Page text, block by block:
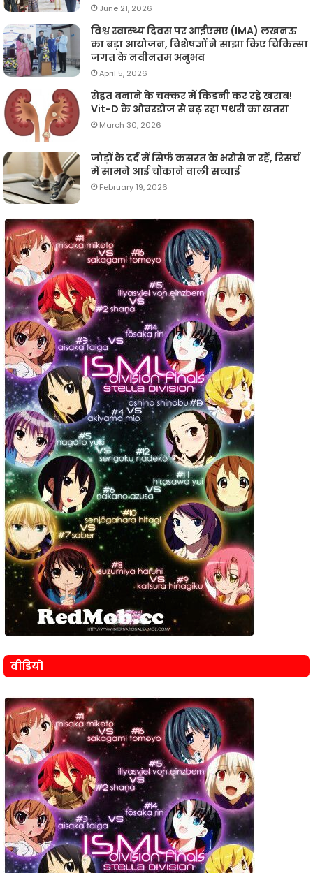
June 21, 2026
विश्व स्वास्थ्य दिवस पर आईएमए (IMA) लखनऊ
का बड़ा आयोजन, विशेषज्ञों ने साझा किए चिकित्सा
जगत के नवीनतम अनुभव
April 5, 2026
सेहत बनाने के चक्कर में किडनी कर रहे खराब!
Vit-D के ओवरडोज से बढ़ रहा पथरी का खतरा
March 30, 2026
जोड़ों के दर्द में सिर्फ कसरत के भरोसे न रहें, रिसर्च
में सामने आई चौंकाने वाली सच्चाई
February 19, 2026
वीडियो